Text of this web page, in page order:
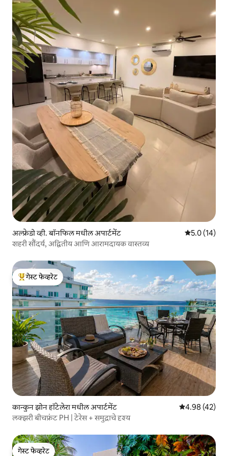
अल्फ्रेडो व्ही. बॉनफिल मधील अपार्टमेंट 5 पैकी 5.0
5.0 (14)
शहरी सौंदर्य, अद्वितीय आणि आरामदायक वास्तव्य
टॉप गेस्ट फेव्हरेट
गेस्ट फेव्हरेट
कान्कुन झोन हॉटेलेरा मधील अपार्टमेंट 5 पैकी 4.98
4.98 (42)
लक्झरी बीचफ्रंट PH | टेरेस + समुद्राचे दृश्य
गेस्ट फेव्हरेट